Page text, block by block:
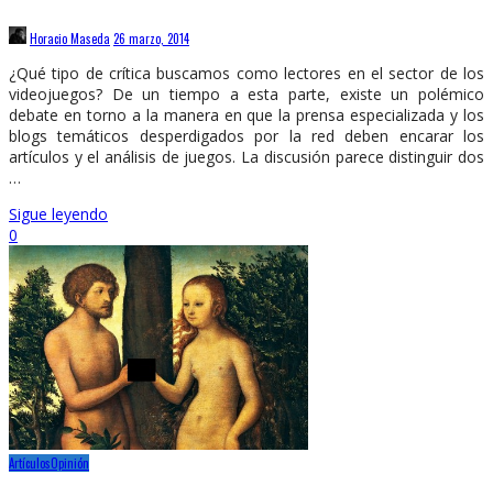
Horacio Maseda 26 marzo, 2014
¿Qué tipo de crítica buscamos como lectores en el sector de los
videojuegos? De un tiempo a esta parte, existe un polémico
debate en torno a la manera en que la prensa especializada y los
blogs temáticos desperdigados por la red deben encarar los
artículos y el análisis de juegos. La discusión parece distinguir dos
…
Sigue leyendo
0
ArtículosOpinión